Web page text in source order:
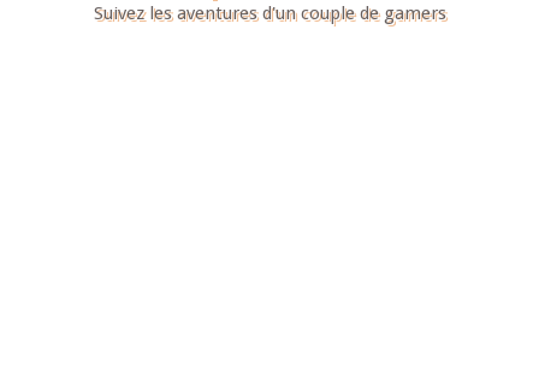
Suivez les aventures d'un couple de gamers